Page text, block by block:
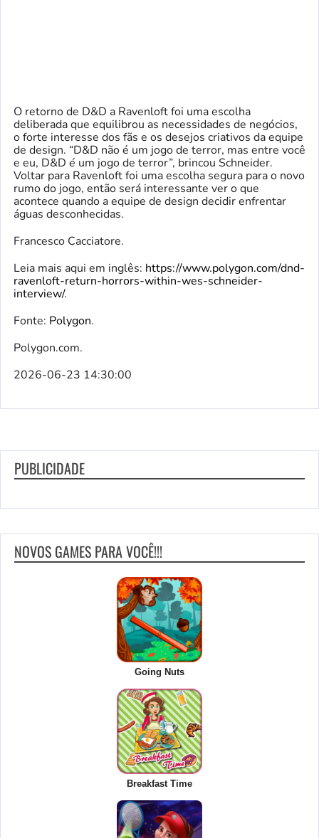
O retorno de D&D a Ravenloft foi uma escolha
deliberada que equilibrou as necessidades de negócios,
o forte interesse dos fãs e os desejos criativos da equipe
de design. “D&D não é um jogo de terror, mas entre você
e eu, D&D é um jogo de terror”, brincou Schneider.
Voltar para Ravenloft foi uma escolha segura para o novo
rumo do jogo, então será interessante ver o que
acontece quando a equipe de design decidir enfrentar
águas desconhecidas.
Francesco Cacciatore.
Leia mais aqui em inglês: https://www.polygon.com/dnd-
ravenloft-return-horrors-within-wes-schneider-
interview/.
Fonte: Polygon.
Polygon.com.
2026-06-23 14:30:00
PUBLICIDADE
NOVOS GAMES PARA VOCÊ!!!
Going Nuts
Breakfast Time